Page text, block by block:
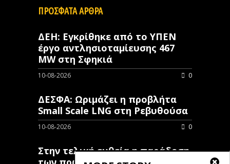
ΠΡΟΣΦΑΤΑ ΑΡΘΡΑ
ΔΕΗ: Εγκρίθηκε από το ΥΠΕΝ
έργο αντλησιοταμίευσης 467
MW στη Σφηκιά
10-08-2026 0
ΔΕΣΦΑ: Ωριμάζει η προβλήτα
Small Scale LNG στη Ρεβυθούσα
10-08-2026 0
Στην τελική ευθεία η παράδοση